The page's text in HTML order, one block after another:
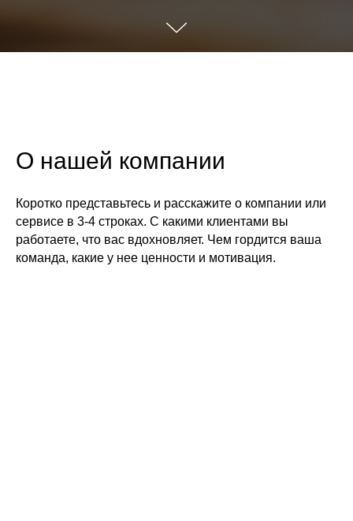
О нашей компании
Коротко представьтесь и расскажите о компании или
сервисе в 3-4 строках. С какими клиентами вы
работаете, что вас вдохновляет. Чем гордится ваша
команда, какие у нее ценности и мотивация.